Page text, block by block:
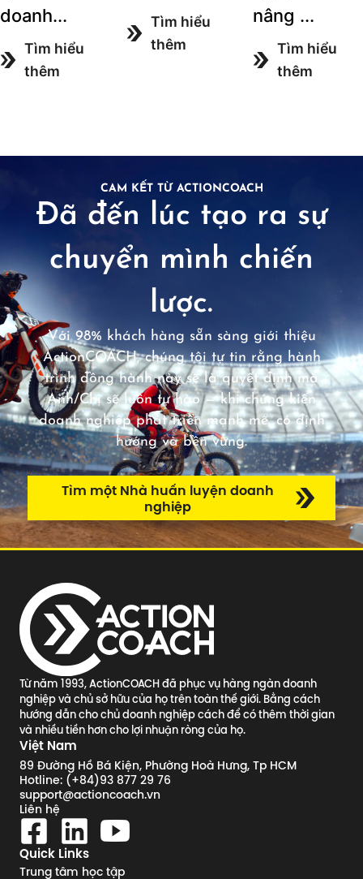
doanh...
Tìm hiểu
thêm
Tìm hiểu
thêm
nâng ...
Tìm hiểu
thêm
CAM KẾT TỪ ACTIONCOACH
Đã đến lúc tạo ra sự
chuyển mình chiến
lược.
Với 98% khách hàng sẵn sàng giới thiệu
ActionCOACH, chúng tôi tự tin rằng hành
trình đồng hành này sẽ là quyết định mà
Anh/Chị sẽ luôn tự hào — khi chứng kiến
doanh nghiệp phát triển mạnh mẽ, có định
hướng và bền vững.
Tìm một Nhà huấn luyện doanh
nghiệp
Từ năm 1993, ActionCOACH đã phục vụ hàng ngàn doanh
nghiệp và chủ sở hữu của họ trên toàn thế giới. Bằng cách
hướng dẫn cho chủ doanh nghiệp cách để có thêm thời gian
và nhiều tiền hơn cho lợi nhuận ròng của họ.
Việt Nam
89 Đường Hồ Bá Kiện, Phường Hoà Hưng, Tp HCM
Hotline: (+84)93 877 29 76
support@actioncoach.vn
Liên hệ
Quick Links
Trung tâm học tập